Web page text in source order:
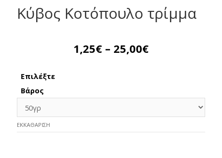
Κύβος Kοτόπουλο τρίμμα
1,25€ – 25,00€
Επιλέξτε
Βάρος
ΕΚΚΑΘΆΡΙΣΗ